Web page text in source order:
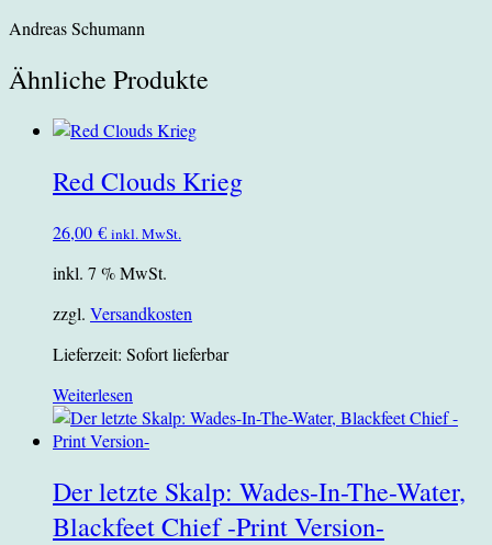
Andreas Schumann
Ähnliche Produkte
Red Clouds Krieg
26,00 € inkl. MwSt.
inkl. 7 % MwSt.
zzgl. Versandkosten
Lieferzeit: Sofort lieferbar
Weiterlesen
Der letzte Skalp: Wades-In-The-Water,
Blackfeet Chief -Print Version-